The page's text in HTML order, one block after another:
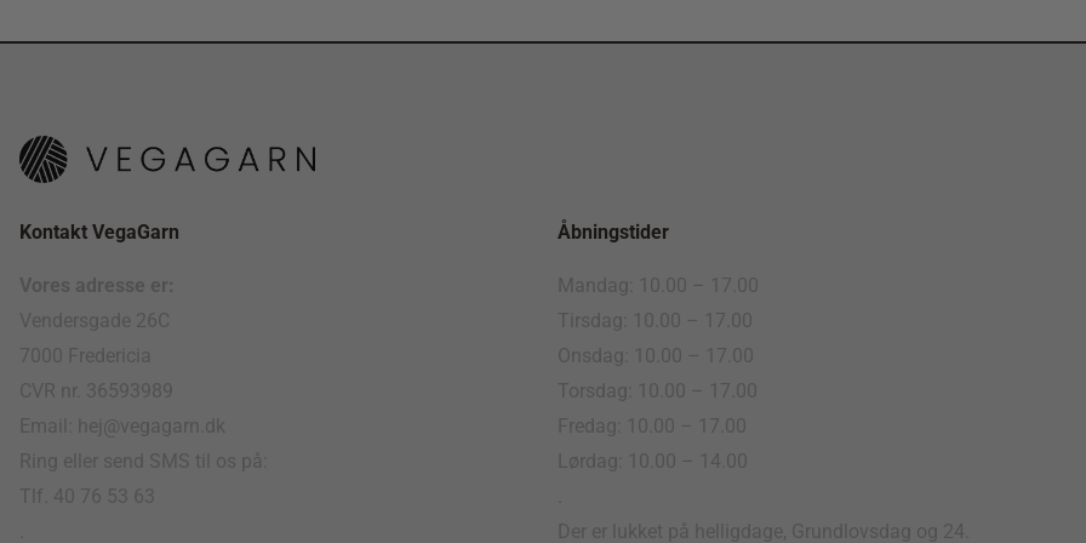
Kontakt VegaGarn
Vores adresse er:
Vendersgade 26C
7000 Fredericia
CVR nr. 36593989
Email: hej@vegagarn.dk
Ring eller send SMS til os på:
Tlf. 40 76 53 63
Åbningstider
Mandag: 10.00 – 17.00
Tirsdag: 10.00 – 17.00
Onsdag: 10.00 – 17.00
Torsdag: 10.00 – 17.00
Fredag: 10.00 – 17.00
Lørdag: 10.00 – 14.00
Der er lukket på helligdage, Grundlovsdag og 24.